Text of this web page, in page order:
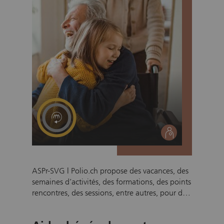
social
ASPr-SVG | Polio.ch propose des vacances, des
semaines d’activités, des formations, des points
rencontres, des sessions, entre autres, pour des